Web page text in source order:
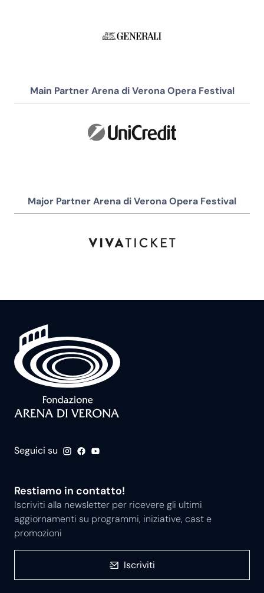
Main Partner Arena di Verona Opera Festival
Major Partner Arena di Verona Opera Festival
Seguici su
Restiamo in contatto!
Iscriviti alla newsletter per ricevere gli ultimi
aggiornamenti su programmi, iniziative, cast e
promozioni
Iscriviti